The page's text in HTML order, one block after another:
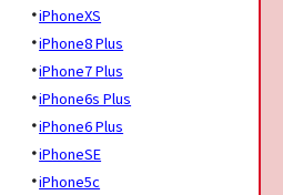
iPhoneXS
iPhone8 Plus
iPhone7 Plus
iPhone6s Plus
iPhone6 Plus
iPhoneSE
iPhone5c